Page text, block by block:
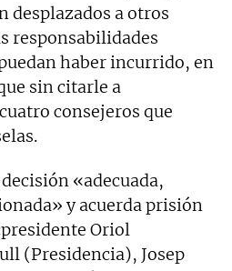
desplazados a otros
responsabilidades
haber incurrido, en
sin citarle a
consejeros que
«adecuada,
y acuerda prisión
Oriol
(Presidencia), Josep